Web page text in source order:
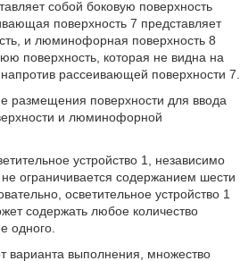
собой боковую поверхность
поверхность 7 представляет
и люминофорная поверхность 8
поверхность, которая не видна на
рассеивающей поверхности 7.
размещения поверхности для ввода
и люминофорной
устройство 1, независимо
ограничивается содержанием шести
осветительное устройство 1
содержать любое количество
одного.
варианта выполнения, множество